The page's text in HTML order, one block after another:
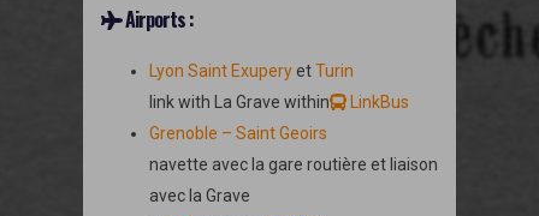
Airports :
Lyon Saint Exupery etTurin
link with La Grave within
LinkBus
Grenoble – Saint Geoirs
navette avec la gare routière et liaison
avec la Grave